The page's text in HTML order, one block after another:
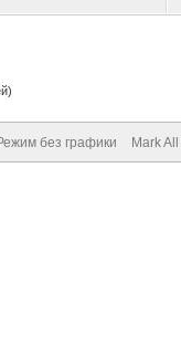
без графики Mark